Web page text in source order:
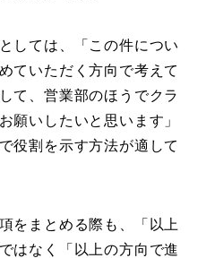
しては、「この件につい
ていただく方向で考えて
て、営業部のほうでクラ
願いしたいと思います」
役割を示す方法が適して
をまとめる際も、「以上
はなく「以上の方向で進